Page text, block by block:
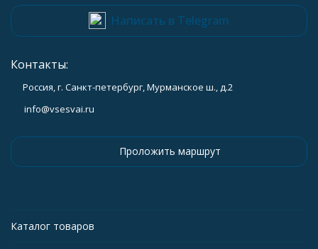
Написать в Telegram
Контакты:
Россия, г. Санкт-петербург, Мурманское ш., д.2
info@vsesvai.ru
Проложить маршрут
Каталог товаров